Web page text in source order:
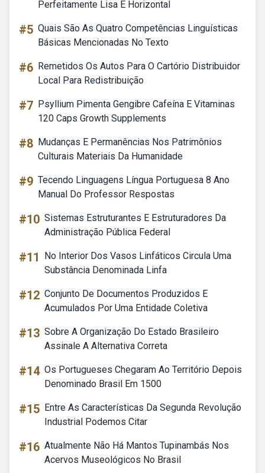
Perfeitamente Lisa E Horizontal
#5 Quais São As Quatro Competências Linguísticas
Básicas Mencionadas No Texto
#6 Remetidos Os Autos Para O Cartório Distribuidor
Local Para Redistribuição
#7 Psyllium Pimenta Gengibre Cafeína E Vitaminas
120 Caps Growth Supplements
#8 Mudanças E Permanências Nos Patrimônios
Culturais Materiais Da Humanidade
#9 Tecendo Linguagens Língua Portuguesa 8 Ano
Manual Do Professor Respostas
#10 Sistemas Estruturantes E Estruturadores Da
Administração Pública Federal
#11
No Interior Dos Vasos Linfáticos Circula Uma
Substância Denominada Linfa
#12 Conjunto De Documentos Produzidos E
Acumulados Por Uma Entidade Coletiva
#13 Sobre A Organização Do Estado Brasileiro
Assinale A Alternativa Correta
#14 Os Portugueses Chegaram Ao Território Depois
Denominado Brasil Em 1500
#15 Entre As Características Da Segunda Revolução
Industrial Podemos Citar
#16 Atualmente Não Há Mantos Tupinambás Nos
Acervos Museológicos No Brasil